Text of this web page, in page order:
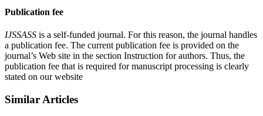
Publication fee
IJSSASS is a self-funded journal. For this reason, the journal handles
a publication fee. The current publication fee is provided on the
journal’s Web site in the section Instruction for authors. Thus, the
publication fee that is required for manuscript processing is clearly
stated on our website
Similar Articles